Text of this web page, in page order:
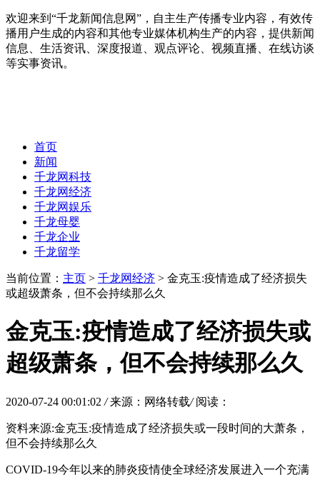
欢迎来到“千龙新闻信息网”，自主生产传播专业内容，有效传
播用户生成的内容和其他专业媒体机构生产的内容，提供新闻
信息、生活资讯、深度报道、观点评论、视频直播、在线访谈
等实事资讯。
首页
新闻
千龙网科技
千龙网经济
千龙网娱乐
千龙母婴
千龙企业
千龙留学
当前位置： 主页 > 千龙网经济 > 金克玉:疫情造成了经济损失
或超级萧条，但不会持续那么久
金克玉:疫情造成了经济损失或
超级萧条，但不会持续那么久
2020-07-24 00:01:02 / 来源：网络转载/ 阅读：
资料来源:金克玉:疫情造成了经济损失或一段时间的大萧条，
但不会持续那么久
COVID-19今年以来的肺炎疫情使全球经济发展进入一个充满